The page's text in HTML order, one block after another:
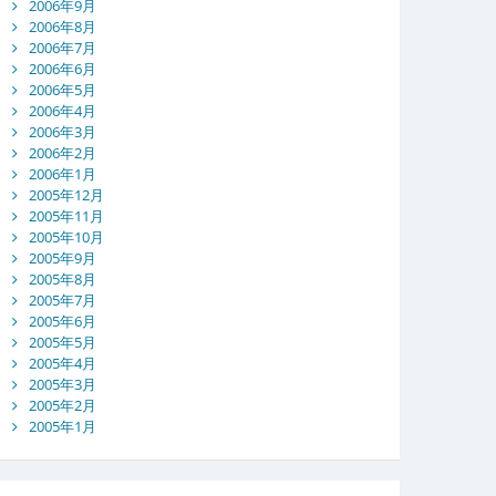
2006年9月
2006年8月
2006年7月
2006年6月
2006年5月
2006年4月
2006年3月
2006年2月
2006年1月
2005年12月
2005年11月
2005年10月
2005年9月
2005年8月
2005年7月
2005年6月
2005年5月
2005年4月
2005年3月
2005年2月
2005年1月